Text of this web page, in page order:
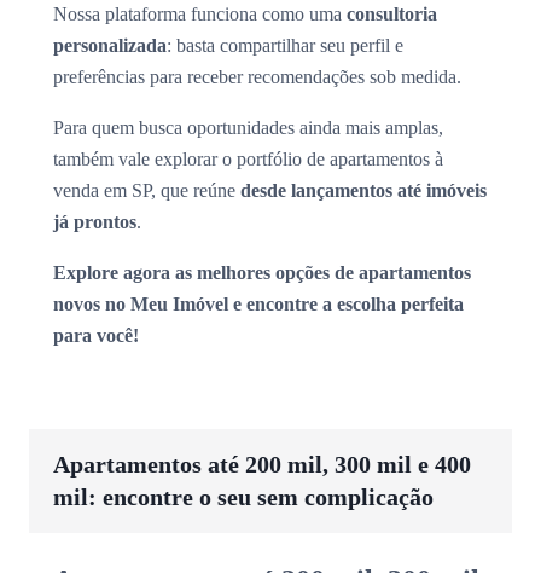
Nossa plataforma funciona como uma consultoria
personalizada: basta compartilhar seu perfil e
preferências para receber recomendações sob medida.
Para quem busca oportunidades ainda mais amplas,
também vale explorar o portfólio de apartamentos à
venda em SP, que reúne desde lançamentos até imóveis
já prontos.
Explore agora as melhores opções de apartamentos
novos no Meu Imóvel e encontre a escolha perfeita
para você!
Apartamentos até 200 mil, 300 mil e 400
mil: encontre o seu sem complicação